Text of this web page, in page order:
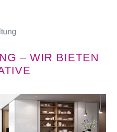
– WIR BIETEN